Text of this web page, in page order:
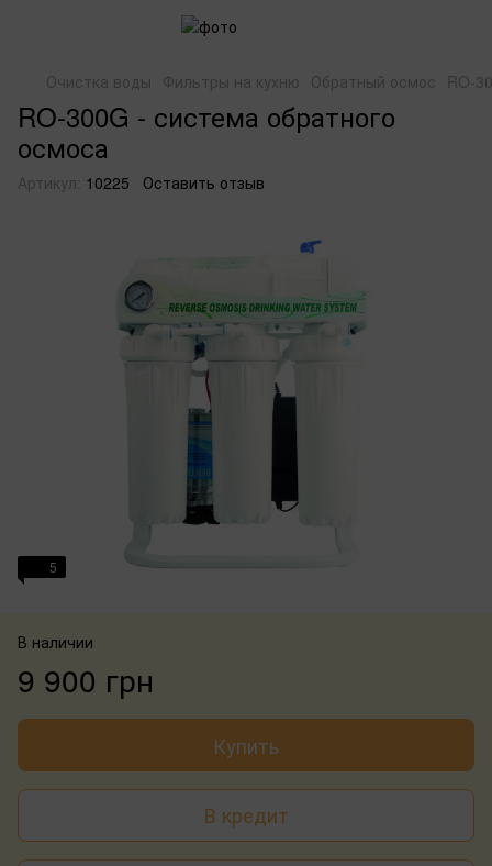
Очистка воды Фильтры на кухню Обратный осмос RO-
RO-300G - система обратного
осмоса
Артикул: 10225 Оставить отзыв
5
В наличии
9 900 грн
Купить
В кредит